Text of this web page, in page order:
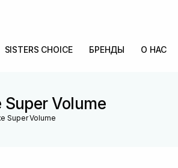
SISTERS CHOICE БРЕНДЫ О НАС
Super Volume
Super Volume